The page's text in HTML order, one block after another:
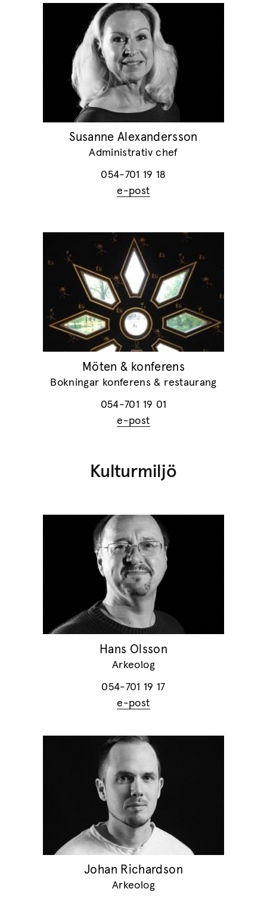
Susanne Alexandersson
Administrativ chef
054-701 19 18
e-post
Möten & konferens
Bokningar konferens & restaurang
054-701 19 01
e-post
Kulturmiljö
Hans Olsson
Arkeolog
054-701 19 17
e-post
Johan Richardson
Arkeolog